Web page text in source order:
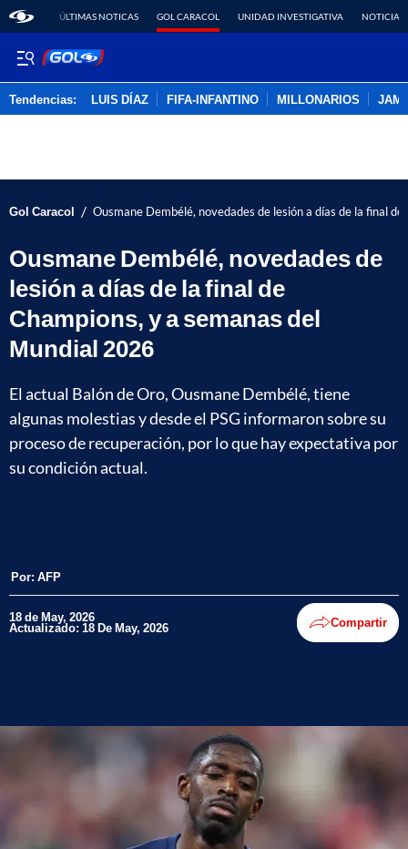
ÚLTIMAS NOTICAS GOL CARACOL UNIDAD INVESTIGATIVA NOTICIAS
Tendencias: LUIS DÍAZ FIFA-INFANTINO MILLONARIOS
Gol Caracol / Ousmane Dembélé, novedades de lesión a días de la final
Ousmane Dembélé, novedades de
lesión a días de la final de
Champions, y a semanas del
Mundial 2026
El actual Balón de Oro, Ousmane Dembélé, tiene
algunas molestias y desde el PSG informaron sobre su
proceso de recuperación, por lo que hay expectativa por
su condición actual.
Por: AFP
18 de May, 2026
Actualizado: 18 De May, 2026 Compartir